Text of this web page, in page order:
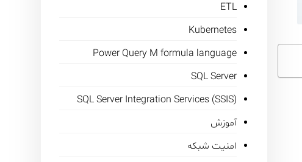
ETL
Kubernetes
Power Query M formula language
SQL Server
SQL Server Integration Services (SSIS)
آموزش
امنیت شبکه